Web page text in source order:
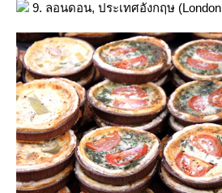
9. ลอนดอน, ประเทศอังกฤษ